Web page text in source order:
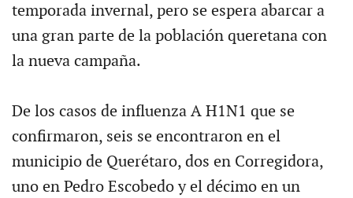
temporada invernal, pero se espera abarcar a
una gran parte de la población queretana con
la nueva campaña.
De los casos de influenza A H1N1 que se
confirmaron, seis se encontraron en el
municipio de Querétaro, dos en Corregidora,
uno en Pedro Escobedo y el décimo en un